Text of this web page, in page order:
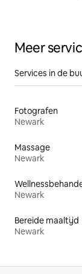
Meer
Services in de
Fotografen
Newark
Massage
Newark
Newark
Bereide maaltijd
Newark